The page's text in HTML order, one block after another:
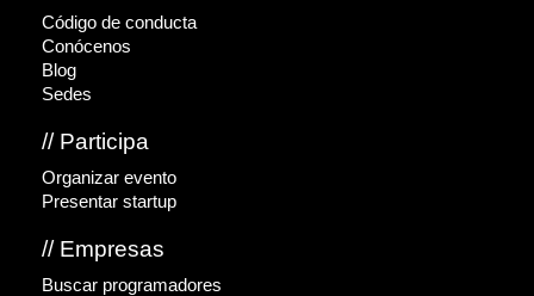
Código de conducta
Conócenos
Blog
Sedes
// Participa
Organizar evento
Presentar startup
// Empresas
Buscar programadores